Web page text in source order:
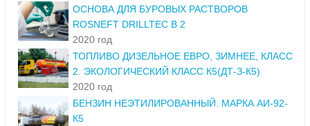
ОСНОВА ДЛЯ БУРОВЫХ РАСТВОРОВ
ROSNEFT DRILLTEC B 2
2020 год
ТОПЛИВО ДИЗЕЛЬНОЕ ЕВРО, ЗИМНЕЕ, КЛАСС
2. ЭКОЛОГИЧЕСКИЙ КЛАСС К5(ДТ-З-К5)
2020 год
БЕНЗИН НЕЭТИЛИРОВАННЫЙ. МАРКА АИ-92-
К5